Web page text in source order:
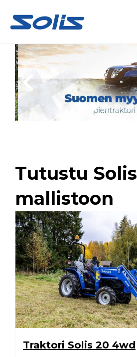
Tutustu Solis
mallistoon
Traktori Solis 20 4wd